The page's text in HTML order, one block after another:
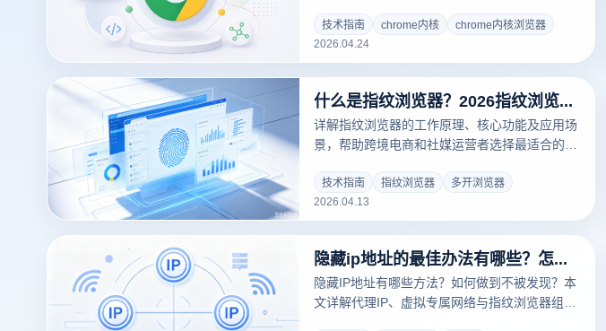
对2026年出海运营及隐私安全需求，解析
Chromium内核底层的指纹伪装技术，助您解决
多账号关联封号难题，提升跨境办公效率。
技术指南 chrome内核
chrome内核浏览器
2026.04.24
什么是指纹浏览器？2026指纹浏览器全面科普与选择指南
详解指纹浏览器的工作原理、核心功能及应用场
景，帮助跨境电商和社媒运营者选择最适合的多
技术指南 指纹浏览器
多开浏览器
2026.04.13
隐藏ip地址的最佳办法有哪些？怎样隐藏ip地址不被发现？
隐藏IP地址有哪些方法？如何做到不被发现？本
文详解代理IP、虚拟专属网络与指纹浏览器组合